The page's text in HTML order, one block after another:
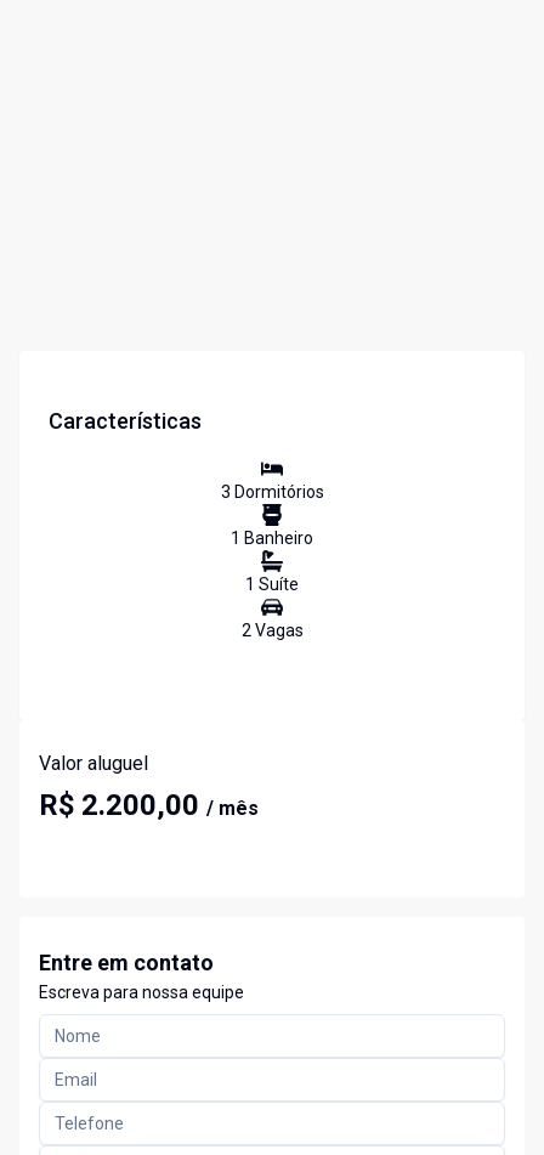
Características
3 Dormitórios
1 Banheiro
1 Suíte
2Vagas
Valor aluguel
R$ 2.200,00 / mês
Entre em contato
Escreva para nossa equipe